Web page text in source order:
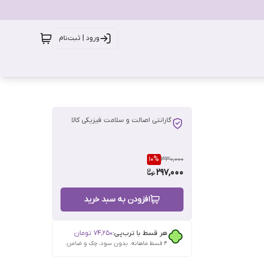
ورود | ثبت‌نام
گارانتی اصالت و سلامت فیزیکی کالا
330,000
10%
297,000
افزودن به سبد خرید
هر قسط با ترب‌پی:۷۴٬۲۵۰ تومان
۴ قسط ماهانه. بدون سود، چک و ضامن.